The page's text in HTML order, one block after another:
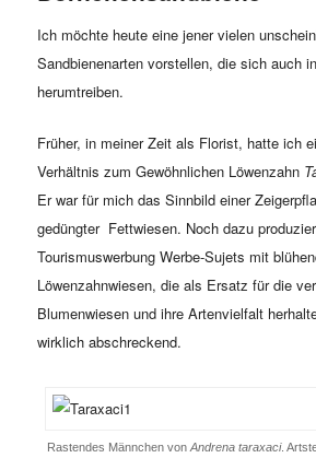
Ich möchte heute eine jener vielen
Sandbienenarten vorstellen, die sich auch
herumtreiben.
Früher, in meiner Zeit als Florist, hatte ich
Verhältnis zum Gewöhnlichen Löwenzahn
Er war für mich das Sinnbild einer
gedüngter Fettwiesen. Noch dazu
Tourismuswerbung Werbe-Sujets mit
Löwenzahnwiesen, die als Ersatz für die
Blumenwiesen und ihre Artenvielfalt
wirklich abschreckend.
Rastendes Männchen vonAndrena taraxaci.